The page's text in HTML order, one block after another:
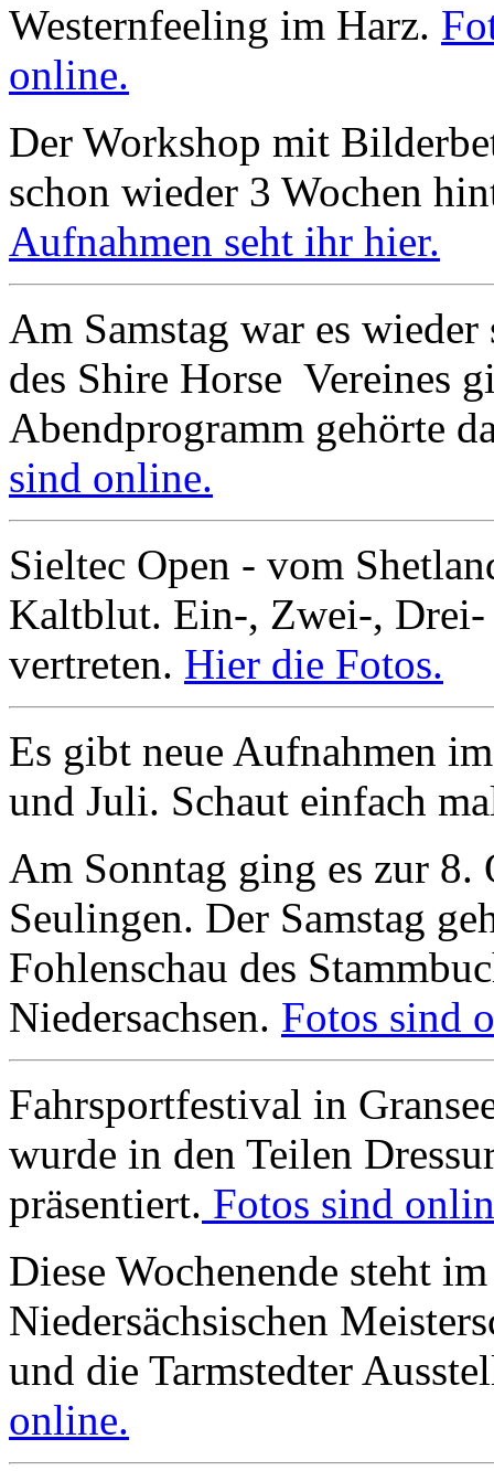
Westernfeeling im Harz.
online.
Der Workshop mit
schon wieder 3 Wochen
Aufnahmen seht ihr hier.
Am Samstag war es
des Shire Horse Vereines
Abendprogramm gehörte
sind online.
Sieltec Open - vom
Kaltblut. Ein-, Zwei-, Drei-
vertreten. Hier die Fotos.
Es gibt neue Aufnahmen
und Juli. Schaut einfach
Am Sonntag ging es zur 8.
Seulingen. Der Samstag
Fohlenschau des
Niedersachsen. Fotos sind
Fahrsportfestival in
wurde in den Teilen
präsentiert. Fotos sind
Diese Wochenende steht
Niedersächsischen
und die Tarmstedter
online.